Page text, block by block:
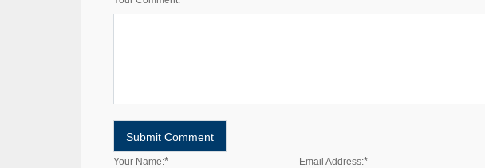
Your Name:* Email Address:*